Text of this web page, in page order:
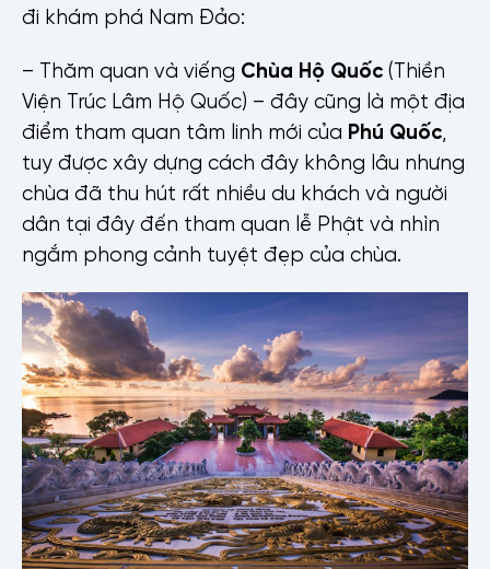
đi khám phá Nam Đảo:
– Thăm quan và viếng Chùa Hộ Quốc (Thiền
Viện Trúc Lâm Hộ Quốc) – đây cũng là một địa
điểm tham quan tâm linh mới của Phú Quốc
tuy được xây dựng cách đây không lâu nhưng
chùa đã thu hút rất nhiều du khách và người
dân tại đây đến tham quan lễ Phật và nhìn
ngắm phong cảnh tuyệt đẹp của chùa.
Họ tên
Số điện thoại